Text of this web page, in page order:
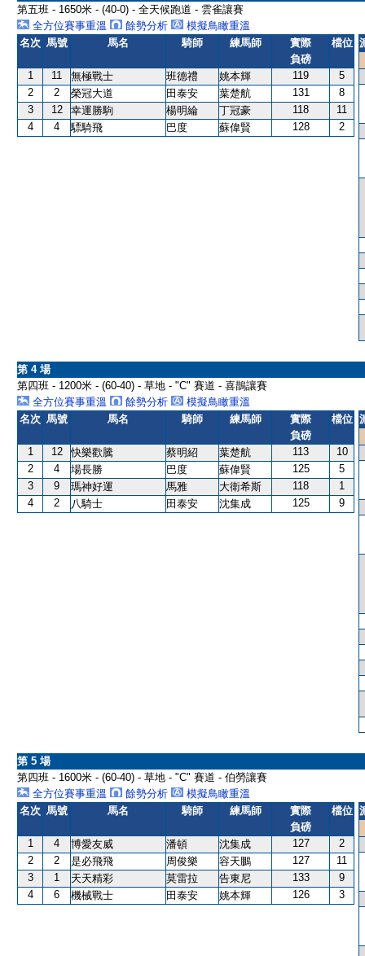
第五班 - 1650米 - (40-0) - 全天候跑道 - 雲雀讓賽
全方位賽事重溫
餘勢分析
模擬鳥瞰重溫
名次 馬號 馬名 騎師 練馬師
實際
負磅
檔位
1 11 無極戰士 班德禮 姚本輝 119
5
2
2 榮冠大道 田泰安 葉楚航 131
8
3
12 幸運勝駒 楊明綸 丁冠豪 118
11
4
4 驃騎飛 巴度 蘇偉賢 128 2
第 4 場
第四班 - 1200米 - (60-40) - 草地 - "C" 賽道 - 喜鵲讓賽
全方位賽事重溫
餘勢分析
模擬鳥瞰重溫
名次 馬號 馬名 騎師 練馬師
實際
負磅
檔位
1 12 快樂歡騰 蔡明紹 葉楚航 113
10
2
4 場長勝 巴度 蘇偉賢 125
5
3
9 瑪神好運 馬雅 大衛希斯 118
1
4
2 八騎士 田泰安 沈集成 125 9
第 5 場
第四班 - 1600米 - (60-40) - 草地 - "C" 賽道 - 伯勞讓賽
全方位賽事重溫
餘勢分析
模擬鳥瞰重溫
名次 馬號 馬名 騎師 練馬師
實際
負磅
檔位
1 4 博愛友威 潘頓 沈集成 127
2
2
2 是必飛飛 周俊樂 容天鵬 127
11
3
1 天天精彩 莫雷拉 告東尼 133
9
4
6 機械戰士 田泰安 姚本輝 126 3